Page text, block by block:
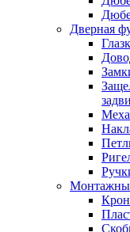
Дверная